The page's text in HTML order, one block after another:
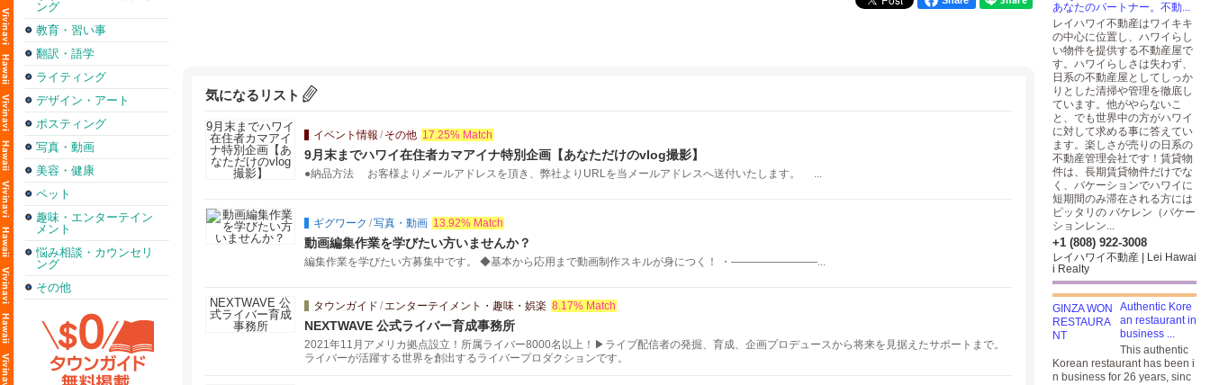
ング
教育・習い事
翻訳・語学
ライティング
デザイン・アート
ポスティング
写真・動画
美容・健康
ペット
趣味・エンターテイン
メント
悩み相談・カウンセリ
ング
その他
気になるリスト
イベント情報 / その他 17.25% Match
9月末までハワイ在住者カマアイナ特別企画【あなただけのvlog撮影】
●納品方法 お客様よりメールアドレスを頂き、弊社よりURLを当メールアドレスへ送付いたします。 ...
ギグワーク /写真・動画 13.92% Match
動画編集作業を学びたい方いませんか？
編集作業を学びたい方募集中です。 ◆基本から応用まで動画制作スキルが身につく！ ・――――――――...
タウンガイド /エンターテイメント・趣味・娯楽 8.17% Match
NEXTWAVE 公式ライバー育成事務所
2021年11月アメリカ拠点設立！所属ライバー8000名以上！▶ライブ配信者の発掘、育成、企画プロデュースから将来を見据えたサポートまで。
ライバーが活躍する世界を創出するライバープロダクションです。
あなたのパートナー。不動...
レイハワイ不動産はワイキキ
の中心に位置し、ハワイらし
い物件を提供する不動産屋で
す。ハワイらしさは失わず、
日系の不動産屋としてしっか
りとした清掃や管理を徹底し
ています。他がやらないこ
と、でも世界中の方がハワイ
に対して求める事に答えてい
ます。楽しさが売りの日系の
不動産管理会社です！賃貸物
件は、長期賃貸物件だけでな
く、バケーションでハワイに
短期間のみ滞在される方には
ピッタリの バケレン（バケー
ションレン...
+1 (808) 922-3008
レイハワイ不動産 | Lei Hawai
i Realty
Authentic Kore
an restaurant in
business ...
This authentic
Korean restaurant has been i
n business for 26 years, sinc